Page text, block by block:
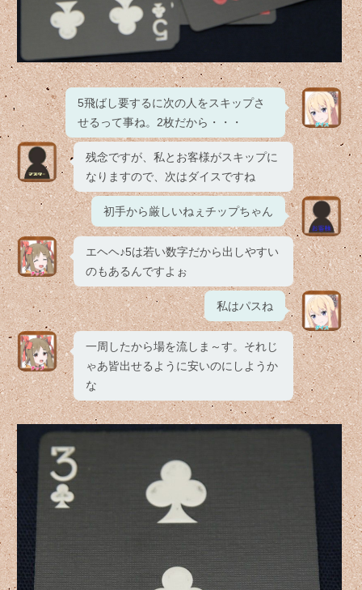
5飛ばし要するに次の人をスキップさ
せるって事ね。2枚だから・・・
残念ですが、私とお客様がスキップに
なりますので、次はダイスですね
初手から厳しいねぇチップちゃん
エヘヘ♪5は若い数字だから出しやすい
のもあるんですよぉ
私はパスね
一周したから場を流しま～す。それじ
ゃあ皆出せるように安いのにしようか
な